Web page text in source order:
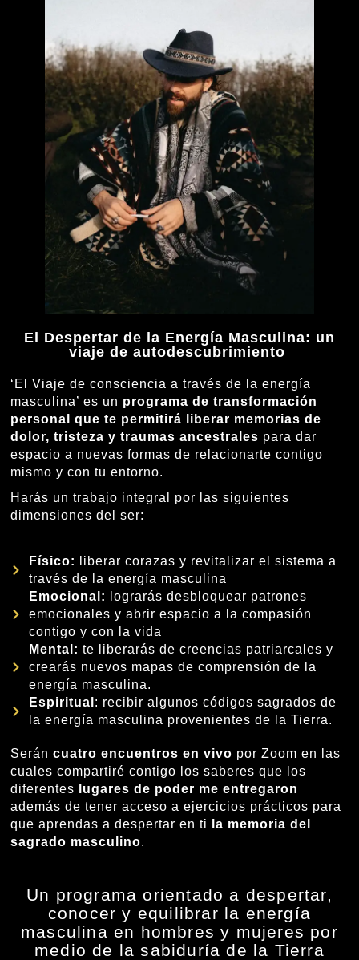
El Despertar de la Energía Masculina: un
viaje de autodescubrimiento
‘El Viaje de consciencia a través de la energía
masculina’ es un programa de transformación
personal
que te permitirá liberar memorias de
dolor, tristeza y traumas ancestrales para dar
espacio a nuevas formas de relacionarte contigo
mismo y con tu entorno.
Harás un trabajo integral por las siguientes
dimensiones del ser:
Físico:
liberar corazas y revitalizar el sistema a
través de la energía masculina
Emocional:
lograrás desbloquear patrones
emocionales y abrir espacio a la compasión
contigo y con la vida
Mental: te liberarás de creencias patriarcales y
crearás nuevos mapas de comprensión de la
energía masculina.
Espiritual : recibir algunos códigos sagrados de
la energía masculina provenientes de la Tierra.
Serán cuatro encuentros en vivo por Zoom en las
cuales compartiré contigo los saberes que los
diferentes
lugares de poder me entregaron
además de tener acceso a ejercicios prácticos para
que aprendas a despertar en ti
la memoria del
sagrado masculino.
Un programa orientado a despertar,
conocer y equilibrar la energía
masculina en hombres y mujeres por
medio de la sabiduría de la Tierra